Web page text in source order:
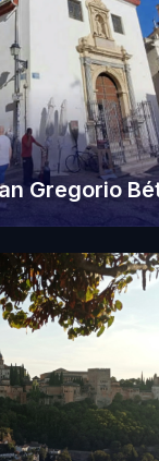
Gregorio